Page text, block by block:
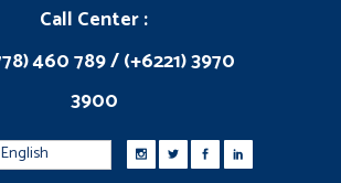
Call Center :
460 789 / (+6221) 3970
3900
English